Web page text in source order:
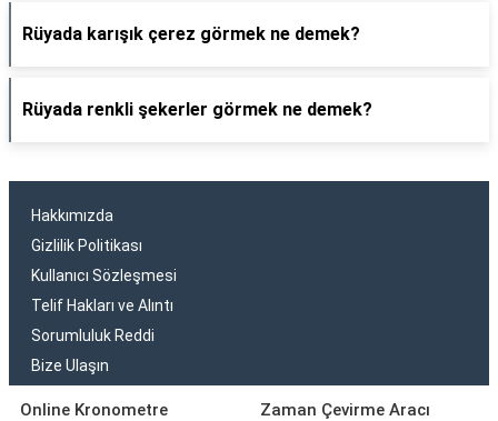
Rüyada karışık çerez görmek ne demek?
Rüyada renkli şekerler görmek ne demek?
Hakkımızda
Gizlilik Politikası
Kullanıcı Sözleşmesi
Telif Hakları ve Alıntı
Sorumluluk Reddi
Bize Ulaşın
Online Kronometre
Zaman Çevirme Aracı